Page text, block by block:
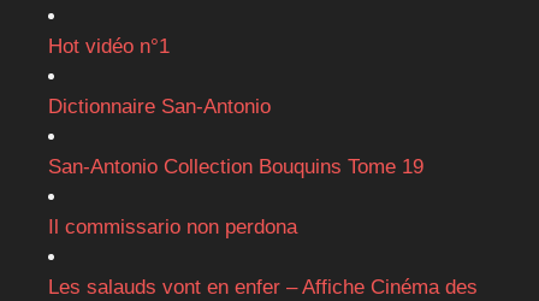
Hot vidéo n°1
Dictionnaire San-Antonio
San-Antonio Collection Bouquins Tome 19
Il commissario non perdona
Les salauds vont en enfer – Affiche Cinéma des